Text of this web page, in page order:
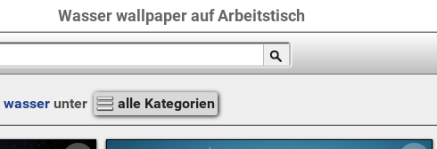
Wasser wallpaper auf Arbeitstisch
wasserunter alle Kategorien